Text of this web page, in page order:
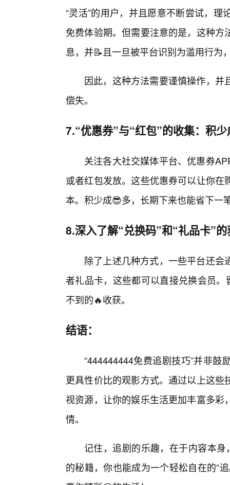
“灵活”的用户，并且愿意不断尝试，
免费体验期。但需要注意的是，这种
息，并📝且一旦被平台识别为滥用行为
因此，这种方法需要谨慎操作，
偿失。
7.“优惠券”与“红包”的收集：积
关注各大社交媒体平台、优惠券
或者红包发放。这些优惠券可以让你
本。积少成😎多，长期下来也能省下一
8.深入了解“兑换码”和“礼品卡”
除了上述几种方式，一些平台还
者礼品卡，这些都可以直接兑换会员
不到的🔥收获。
结语：
“444444444免费追剧技巧”并非
更具性价比的观影方式。通过以上这
视资源，让你的娱乐生活更加丰富多
情。
记住，追剧的乐趣，在于内容本身
的秘籍，你也能成为一个轻松自在的“